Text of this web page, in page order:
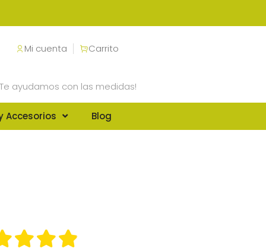
Mi cuenta Carrito
ayudamos con las medidas!
Accesorios Blog